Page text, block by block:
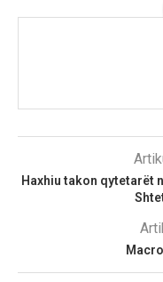
Haxhiu takon qytetarët